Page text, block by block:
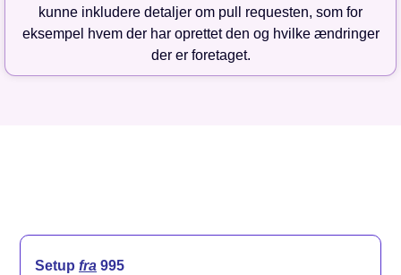
kunne inkludere detaljer om pull requesten, som for
eksempel hvem der har oprettet den og hvilke ændringer
der er foretaget.
Setup fra 995